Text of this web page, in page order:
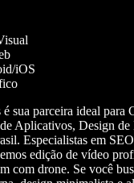
iOS
sua parceira ideal para
Aplicativos, Design de
Especialistas em
edição de vídeo
com drone. Se você